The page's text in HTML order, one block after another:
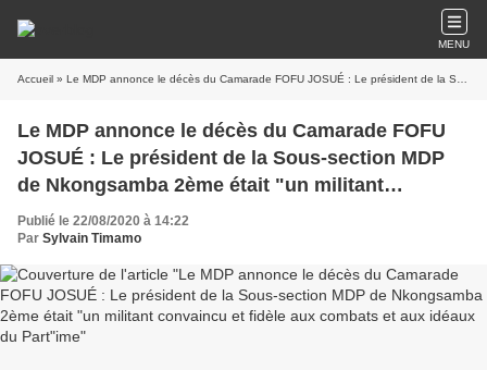
MENU
Accueil » Le MDP annonce le décès du Camarade FOFU JOSUÉ : Le président de la Sous-section MDP de Nkongsamba 2ème était "un militant convaincu et fidèle aux combats et aux idéaux du Part"ime
Le MDP annonce le décès du Camarade FOFU
JOSUÉ : Le président de la Sous-section MDP
de Nkongsamba 2ème était "un militant
convaincu et fidèle aux combats et aux idéaux
du Part"ime
Publié le 22/08/2020 à 14:22
Par Sylvain Timamo